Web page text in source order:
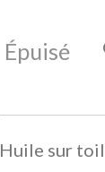
Épuisé
Huile sur